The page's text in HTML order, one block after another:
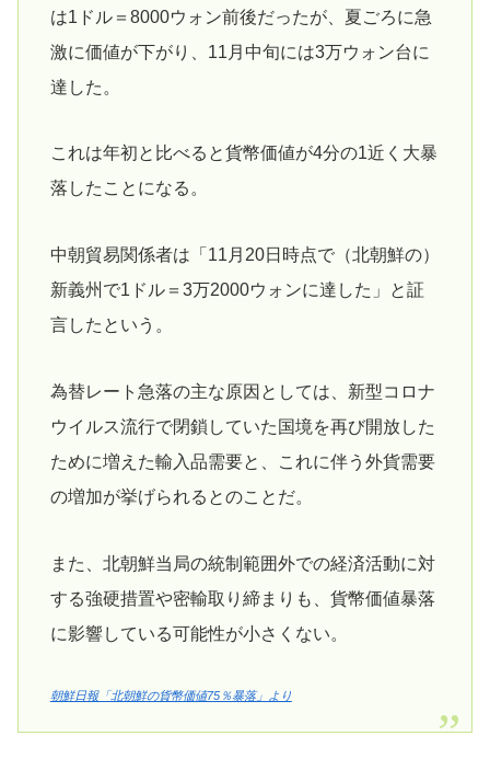
は1ドル＝8000ウォン前後だったが、夏ごろに急
激に価値が下がり、11月中旬には3万ウォン台に
達した。
これは年初と比べると貨幣価値が4分の1近く大暴
落したことになる。
中朝貿易関係者は「11月20日時点で（北朝鮮の）
新義州で1ドル＝3万2000ウォンに達した」と証
言したという。
為替レート急落の主な原因としては、新型コロナ
ウイルス流行で閉鎖していた国境を再び開放した
ために増えた輸入品需要と、これに伴う外貨需要
の増加が挙げられるとのことだ。
また、北朝鮮当局の統制範囲外での経済活動に対
する強硬措置や密輸取り締まりも、貨幣価値暴落
に影響している可能性が小さくない。
朝鮮日報「北朝鮮の貨幣価値75％暴落」より